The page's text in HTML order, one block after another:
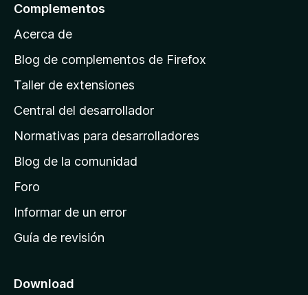
p
á
n
a
e
i
n
c
o
Complementos
Acerca de
Blog de complementos de Firefox
Taller de extensiones
Central del desarrollador
Normativas para desarrolladores
Blog de la comunidad
Foro
Informar de un error
Guía de revisión
Download